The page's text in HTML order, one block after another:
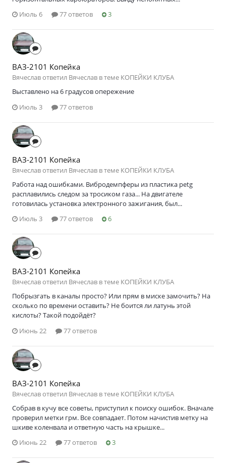
Июль 6
77 ответов 3
ВАЗ-2101 Копейка
Вячеслав ответил Вячеслав в теме КОПЕЙКИ КЛУБА
Выставлено на 6 градусов опережение
Июль 3
77 ответов
ВАЗ-2101 Копейка
Вячеслав ответил Вячеслав в теме КОПЕЙКИ КЛУБА
Работа над ошибками. Вибродемпферы из пластика petg
расплавились следом за тросиком газа... На двигателе
готовилась установка электронного зажигания, был...
Июль 3
77 ответов 6
ВАЗ-2101 Копейка
Вячеслав ответил Вячеслав в теме КОПЕЙКИ КЛУБА
Побрызгать в каналы просто? Или прям в миске замочить? На
сколько по времени оставить? Не боится ли латунь этой
кислоты? Такой подойдёт?
Июнь 22
77 ответов
ВАЗ-2101 Копейка
Вячеслав ответил Вячеслав в теме КОПЕЙКИ КЛУБА
Собрав в кучу все советы, приступил к поиску ошибок. Вначале
проверил метки грм. Все совпадает. Потом начистив метку на
шкиве коленвала и ответную часть на крышке...
Июнь 22
77 ответов 3